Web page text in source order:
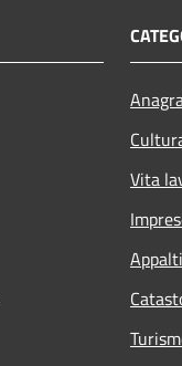
Vita